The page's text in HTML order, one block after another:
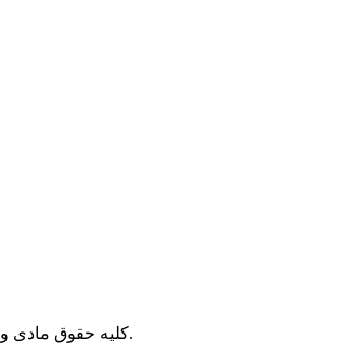
کلیه حقوق مادی ومعنوی متعلق به سی پنل می باشد.